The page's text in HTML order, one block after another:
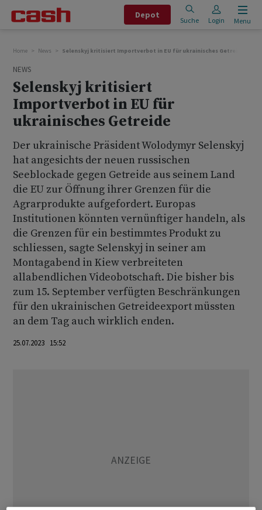
Depot
Suche Login Menu
Home News Selenskyj kritisiert Importverbot in EU für ukrainisches Getreide
NEWS
Selenskyj kritisiert
Importverbot in EU für
ukrainisches Getreide
Der ukrainische Präsident Wolodymyr Selenskyj
hat angesichts der neuen russischen
Seeblockade gegen Getreide aus seinem Land
die EU zur Öffnung ihrer Grenzen für die
Agrarprodukte aufgefordert. Europas
Institutionen könnten vernünftiger handeln, als
die Grenzen für ein bestimmtes Produkt zu
schliessen, sagte Selenskyj in seiner am
Montagabend in Kiew verbreiteten
allabendlichen Videobotschaft. Die bisher bis
zum 15. September verfügten Beschränkungen
für den ukrainischen Getreideexport müssten
an dem Tag auch wirklich enden.
25.07.2023 15:52